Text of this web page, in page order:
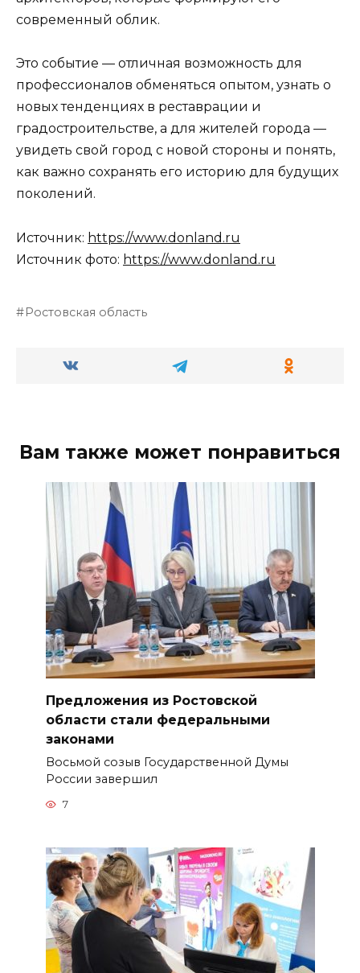
современный облик.
Это событие — отличная возможность для
профессионалов обменяться опытом, узнать о
новых тенденциях в реставрации и
градостроительстве, а для жителей города —
увидеть свой город с новой стороны и понять,
как важно сохранять его историю для будущих
поколений.
Источник: https://www.donland.ru
Источник фото: https://www.donland.ru
Ростовская область
Вам также может понравиться
Предложения из Ростовской
области стали федеральными
законами
Восьмой созыв Государственной Думы
России завершил
7